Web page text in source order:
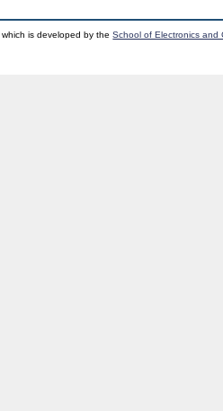
which is developed by theSchool of Electronics and